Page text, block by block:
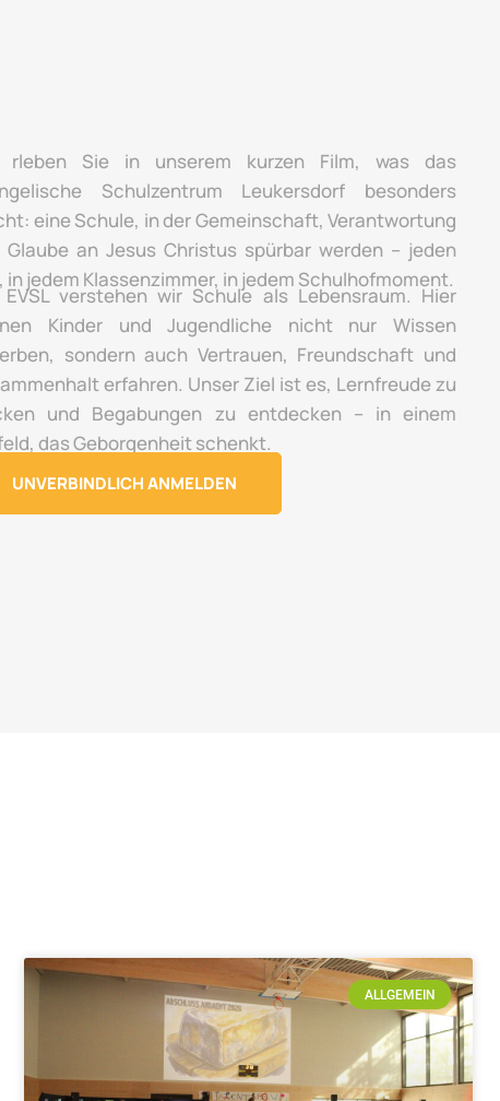
rleben Sie in unserem kurzen Film, was das
Schulzentrum Leukersdorf besonders
eine Schule, in der Gemeinschaft, Verantwortung
Glaube an Jesus Christus spürbar werden – jeden
in jedem Klassenzimmer, in jedem Schulhofmoment.
verstehen wir Schule als Lebensraum. Hier
Kinder und Jugendliche nicht nur Wissen
sondern auch Vertrauen, Freundschaft und
erfahren. Unser Ziel ist es, Lernfreude zu
und Begabungen zu entdecken – in einem
das Geborgenheit schenkt.
UNVERBINDLICH ANMELDEN
ALLGEMEIN